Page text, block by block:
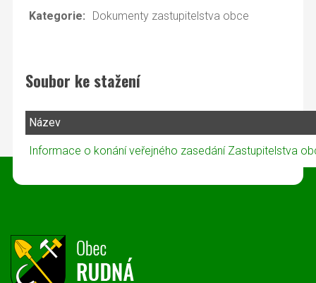
Kategorie: Dokumenty zastupitelstva obce
Soubor ke stažení
Název
Informace o konání veřejného zasedání Zastupitelstva